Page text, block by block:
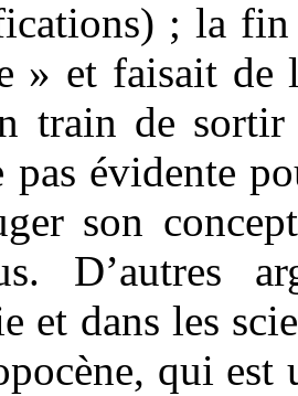
; la
» et faisait de
train de sortir
pas évidente
son
D’autres
et dans les
qui est